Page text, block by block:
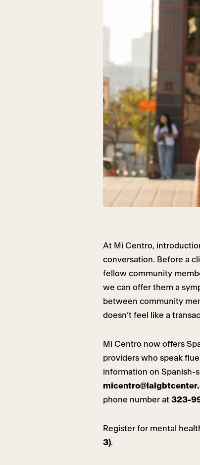
At Mi Centro,
conversation. Before a
fellow community
we can offer them a
between community
doesn’t feel like a
Mi Centro now offers
providers who speak
information on Spanish-
phone number at 323-
Register for mental
3).